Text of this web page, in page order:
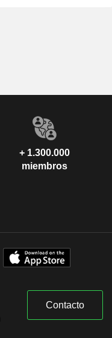
+ 1.300.000
miembros
Contacto